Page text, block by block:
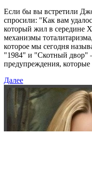
Если бы вы встретили
спросили: "Как вам
который жил в середине
механизмы
которое мы сегодня
"1984" и "Скотный двор"
предупреждения, которые
Далее